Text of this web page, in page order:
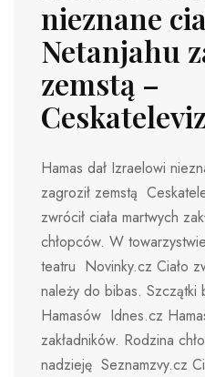
nieznane
Netanjahu
zemstą –
Hamas dał Izraelowi
zagroził zemstą
zwrócił ciała martwych
chłopców. W
teatru Novinky.cz Ciało
należy do bibas. Szczątki
Hamasów Idnes.cz
zakładników. Rodzina
nadzieję Seznamzvy.cz